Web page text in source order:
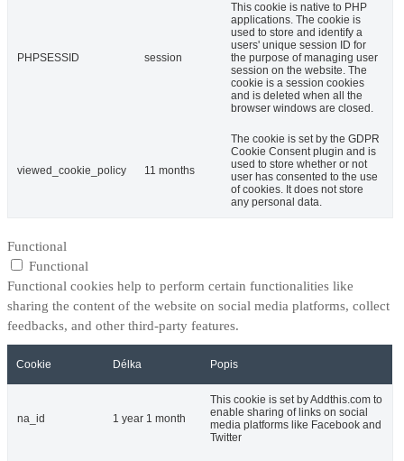
PHPSESSID session
This cookie is native to PHP
applications. The cookie is
used to store and identify a
users' unique session ID for
the purpose of managing user
session on the website. The
cookie is a session cookies
and is deleted when all the
browser windows are closed.
viewed_cookie_policy 11 months
The cookie is set by the GDPR
Cookie Consent plugin and is
used to store whether or not
user has consented to the use
of cookies. It does not store
any personal data.
Functional
Functional
Functional cookies help to perform certain functionalities like
sharing the content of the website on social media platforms, collect
feedbacks, and other third-party features.
Cookie Délka Popis
na_id 1 year 1 month
This cookie is set by Addthis.com to
enable sharing of links on social
media platforms like Facebook and
Twitter